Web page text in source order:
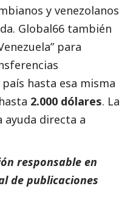
y venezolanos
Global66 también
para
hasta esa misma
2.000 dólares. La
ayuda directa a
responsable en
de publicaciones